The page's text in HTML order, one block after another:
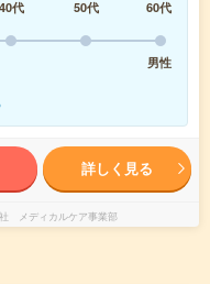
40代 50代
60代
男性
詳しく見る
メディカルケア事業部